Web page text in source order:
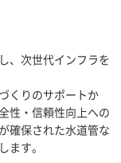
、次世代インフラを
くりのサポートか
性・信頼性向上への
確保された水道管な
ます。